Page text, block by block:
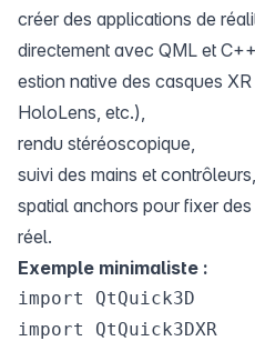
créer des applications de
directement avec QML et
estion native des casques
HoloLens, etc.),
rendu stéréoscopique,
suivi des mains et contrôleurs,
spatial anchors pour fixer
réel.
Exemple minimaliste :
import QtQuick3D
import QtQuick3DXR